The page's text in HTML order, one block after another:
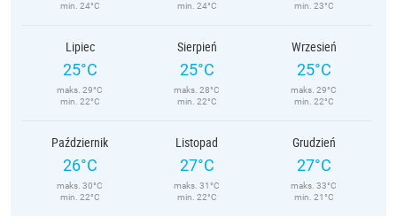
min. 24°C
min. 24°C
min. 23°C
Lipiec
25°C
maks. 29°C
min. 22°C
Sierpień
25°C
maks. 28°C
min. 22°C
Wrzesień
25°C
maks. 29°C
min. 22°C
Październik
26°C
maks. 30°C
min. 22°C
Listopad
27°C
maks. 31°C
min. 22°C
Grudzień
27°C
maks. 33°C
min. 21°C